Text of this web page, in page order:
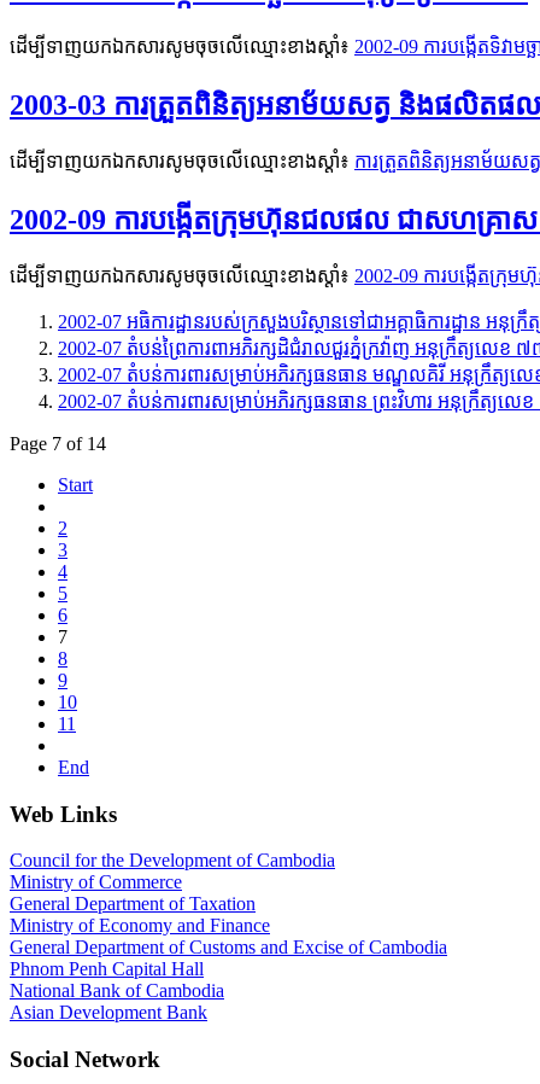
ដើម្បីទាញយកឯកសារសូមចុចលើឈ្មោះខាងស្តាំ៖ 2002-09 ការបង្កើតទិវា
2003-03 ការត្រួតពិនិត្យអនាម័យសត្វ និងផលិត
ដើម្បីទាញយកឯកសារសូមចុចលើឈ្មោះខាងស្តាំ៖ ការត្រួតពិនិត្យអនាម័យ
2002-09 ការបង្កើតក្រុមហ៊ុនជលផល ជាសហគ្រា
ដើម្បីទាញយកឯកសារសូមចុចលើឈ្មោះខាងស្តាំ៖ 2002-09 ការបង្កើតក្
2002-07 អធិការដ្ឋានរបស់ក្រសួងបរិស្ថានទៅជាអគ្គាធិការដ្ឋាន អនុក្
2002-07 តំបន់ព្រៃការពាអភិរក្សដិជំរាលជួរភ្នំក្រវ៉ាញ អនុក្រឹត្យលេខ
2002-07 តំបន់ការពារសម្រាប់អភិរក្សធនធាន មណ្ឌលគិរី អនុក្រឹត្យលេ
2002-07 តំបន់ការពារសម្រាប់អភិរក្សធនធាន ព្រះវិហារ អនុក្រឹត្យលេ
Page 7 of 14
Start
2
3
4
5
6
7
8
9
10
11
End
Web Links
Council for the Development of Cambodia
Ministry of Commerce
General Department of Taxation
Ministry of Economy and Finance
General Department of Customs and Excise of Cambodia
Phnom Penh Capital Hall
National Bank of Cambodia
Asian Development Bank
Social Network